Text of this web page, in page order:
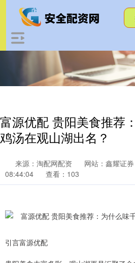
富源优配 贵阳美食推荐
鸡汤在观山湖出名？
来源：淘配网配资 网站：鑫耀证券
08:44:04
查看：103
引言富源优配